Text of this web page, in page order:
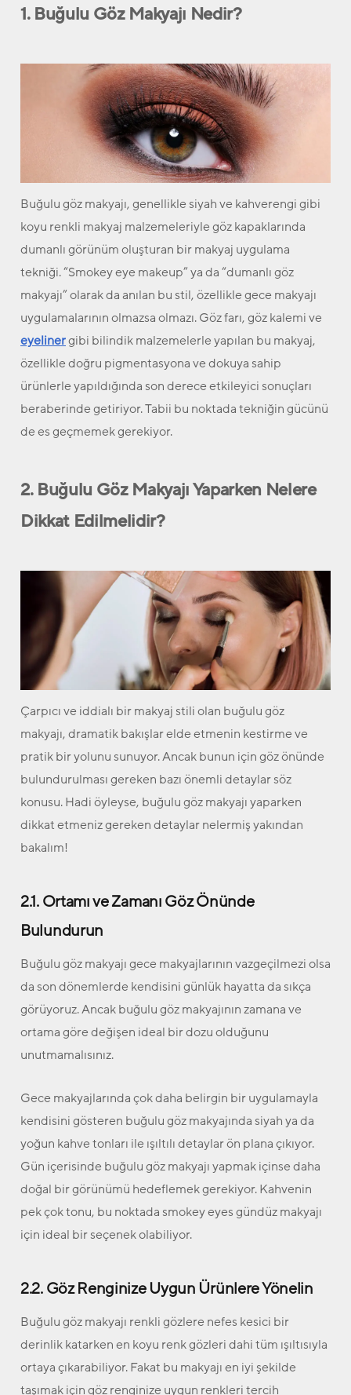
1. Buğulu Göz Makyajı Nedir?
Buğulu göz makyajı,genellikle siyah ve kahverengi gibi
koyu renkli makyaj malzemeleriyle göz kapaklarında
dumanlı görünüm oluşturan bir makyaj uygulama
tekniği. “Smokey eye makeup” ya da “dumanlı göz
makyajı” olarak da anılan bu stil, özellikle gece makyajı
uygulamalarının olmazsa olmazı. Göz farı, göz kalemi ve
eyelinergibi bilindik malzemelerle yapılan bu makyaj,
özellikle doğru pigmentasyona ve dokuya sahip
ürünlerle yapıldığında son derece etkileyici sonuçları
beraberinde getiriyor. Tabii bu noktada tekniğin gücünü
de es geçmemek gerekiyor.
2. Buğulu Göz Makyajı Yaparken Nelere
Dikkat Edilmelidir?
Çarpıcı ve iddialı bir makyaj stili olan buğulu göz
makyajı, dramatik bakışlar elde etmenin kestirme ve
pratik bir yolunu sunuyor. Ancak bunun için göz önünde
bulundurulması gereken bazı önemli detaylar söz
konusu. Hadi öyleyse, buğulu göz makyajı yaparken
dikkat etmeniz gereken detaylar nelermiş yakından
bakalım!
2.1. Ortamı ve Zamanı Göz Önünde
Bulundurun
Buğulu göz makyajı gece makyajlarının vazgeçilmezi olsa
da son dönemlerde kendisini günlük hayatta da sıkça
görüyoruz. Ancak buğulu göz makyajının zamana ve
ortama göre değişen ideal bir dozu olduğunu
unutmamalısınız.
Gece makyajlarında çok daha belirgin bir uygulamayla
kendisini gösteren buğulu göz makyajında siyah ya da
yoğun kahve tonları ile ışıltılı detaylar ön plana çıkıyor.
Gün içerisinde buğulu göz makyajı yapmak içinse daha
doğal bir görünümü hedeflemek gerekiyor. Kahvenin
pek çok tonu, bu noktada smokey eyes gündüz makyajı
için ideal bir seçenek olabiliyor.
2.2. Göz Renginize Uygun Ürünlere Yönelin
Buğulu göz makyajı renkli gözlere nefes kesici bir
derinlik katarken en koyu renk gözleri dahi tüm ışıltısıyla
ortaya çıkarabiliyor. Fakat bu makyajı en iyi şekilde
taşımak için göz renginize uygun renkleri tercih